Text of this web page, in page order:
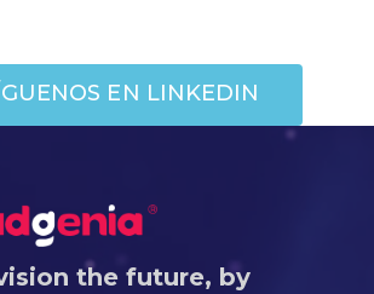
EN LINKEDIN
the future, by